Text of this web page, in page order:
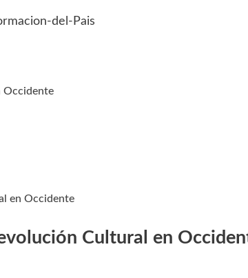
Occidente
en Occidente
Cultural en